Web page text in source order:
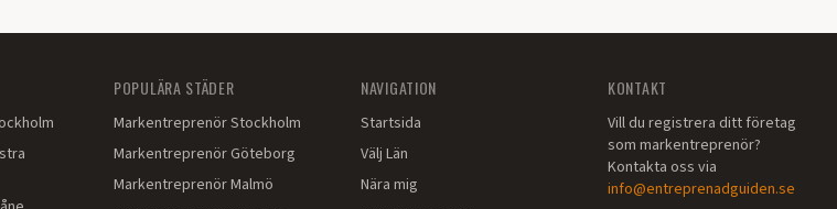
POPULÄRA STÄDER
MarkentreprenörStockholm
MarkentreprenörGöteborg
MarkentreprenörMalmö
NAVIGATION
Startsida
Välj Län
Nära mig
KONTAKT
Vill du registrera ditt företag
som markentreprenör?
Kontakta oss via
info@entreprenadguiden.se